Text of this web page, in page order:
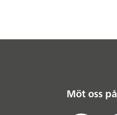
Möt oss på